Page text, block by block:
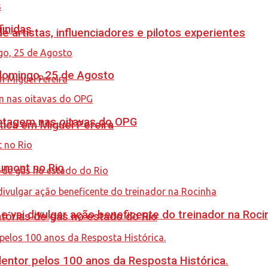
artistas, influenciadores e pilotos experientes
em Miguel Pereira
de gás no estado do Rio
25 de Agosto
nas oitavas do OPG
no Rio
vai divulgar ação beneficente do treinador na
pelos 100 anos da Resposta Histórica.